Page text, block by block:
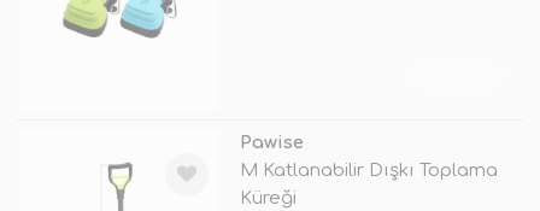
Pawise
M Katlanabilir Dışkı Toplama
Küreği